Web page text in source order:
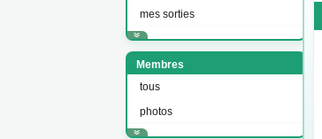
mes sorties
Membres
tous
photos